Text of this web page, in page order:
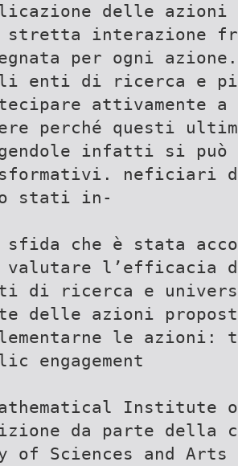
delle azioni
stretta interazione
per ogni
enti di ricerca e
attivamente
perché questi
infatti si
neficiari
stati in-
sfida che è stata
valutare l’efficacia
di ricerca e
delle azioni
le
engagement
Institute
da parte della
of Sciences and